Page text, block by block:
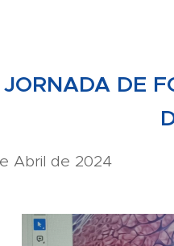
JORNADA DE
Abril de 2024